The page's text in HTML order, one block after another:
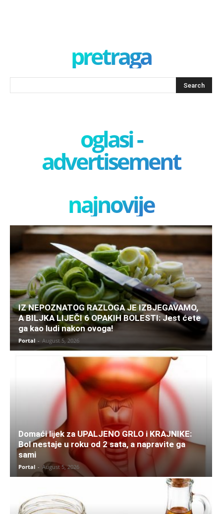
pretraga
oglasi -
advertisement
najnovije
IZ NEPOZNATOG RAZLOGA JE IZBJEGAVAMO,
A BILJKA LIJEČI 6 OPAKIH BOLESTI: Jest ćete
ga kao ludi nakon ovoga!
Portal - August 5, 2026
Domaći lijek za UPALJENO GRLO i KRAJNIKE:
Bol nestaje u roku od 2 sata, a napravite ga
sami
Portal - August 5, 2026